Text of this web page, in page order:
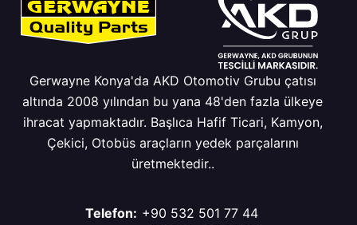
Gerwayne Konya'da AKD Otomotiv Grubu çatısı
altında 2008 yılından bu yana 48'den fazla ülkeye
ihracat yapmaktadır. Başlıca Hafif Ticari, Kamyon,
Çekici, Otobüs araçların yedek parçalarını
üretmektedir..
Telefon: +90 532 501 77 44